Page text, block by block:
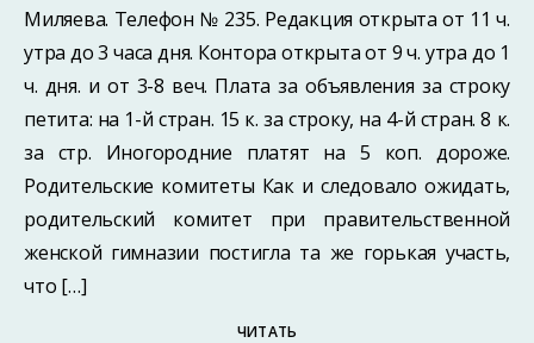
Миляева. Телефон № 235. Редакция открыта от 11 ч.
утра до 3 часа дня. Контора открыта от 9 ч. утра до 1
ч. дня. и от 3-8 веч. Плата за объявления за строку
петита: на 1-й стран. 15 к. за строку, на 4-й стран. 8 к.
за стр. Иногородние платят на 5 коп. дороже.
Родительские комитеты Как и следовало ожидать,
родительский комитет при правительственной
женской гимназии постигла та же горькая участь,
что […]
ЧИТАТЬ